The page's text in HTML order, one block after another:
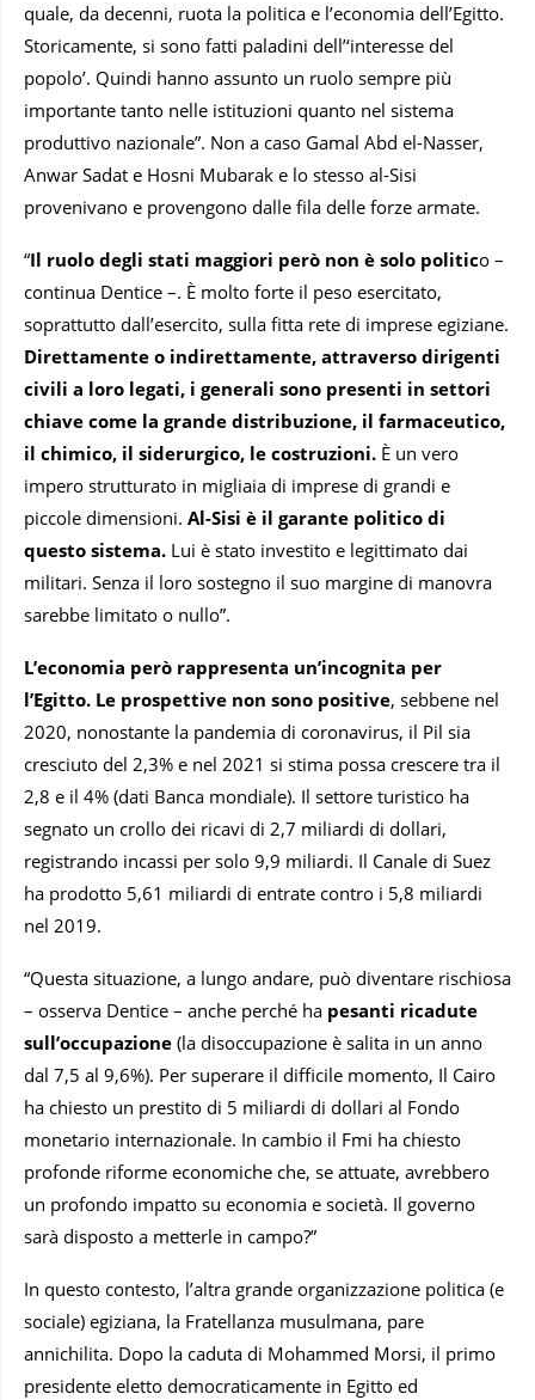
quale, da decenni, ruota la politica e l’economia dell’Egitto.
Storicamente, si sono fatti paladini dell’‘interesse del
popolo’. Quindi hanno assunto un ruolo sempre più
importante tanto nelle istituzioni quanto nel sistema
produttivo nazionale”. Non a caso Gamal Abd el-Nasser,
Anwar Sadat e Hosni Mubarak e lo stesso al-Sisi
provenivano e provengono dalle fila delle forze armate.
“Il ruolo degli stati maggiori però non è solo politico –
continua Dentice –. È molto forte il peso esercitato,
soprattutto dall’esercito, sulla fitta rete di imprese egiziane.
Direttamente o indirettamente, attraverso dirigenti
civili a loro legati, i generali sono presenti in settori
chiave come la grande distribuzione, il farmaceutico,
il chimico, il siderurgico, le costruzioni. È un vero
impero strutturato in migliaia di imprese di grandi e
piccole dimensioni. Al-Sisi è il garante politico di
questo sistema. Lui è stato investito e legittimato dai
militari. Senza il loro sostegno il suo margine di manovra
sarebbe limitato o nullo”.
L’economia però rappresenta un’incognita per
l’Egitto. Le prospettive non sono positive, sebbene nel
2020, nonostante la pandemia di coronavirus, il Pil sia
cresciuto del 2,3% e nel 2021 si stima possa crescere tra il
2,8 e il 4% (dati Banca mondiale). Il settore turistico ha
segnato un crollo dei ricavi di 2,7 miliardi di dollari,
registrando incassi per solo 9,9 miliardi. Il Canale di Suez
ha prodotto 5,61 miliardi di entrate contro i 5,8 miliardi
nel 2019.
“Questa situazione, a lungo andare, può diventare rischiosa
– osserva Dentice – anche perché ha pesanti ricadute
sull’occupazione (la disoccupazione è salita in un anno
dal 7,5 al 9,6%). Per superare il difficile momento, Il Cairo
ha chiesto un prestito di 5 miliardi di dollari al Fondo
monetario internazionale. In cambio il Fmi ha chiesto
profonde riforme economiche che, se attuate, avrebbero
un profondo impatto su economia e società. Il governo
sarà disposto a metterle in campo?”
In questo contesto, l’altra grande organizzazione politica (e
sociale) egiziana, la Fratellanza musulmana, pare
annichilita. Dopo la caduta di Mohammed Morsi, il primo
presidente eletto democraticamente in Egitto ed